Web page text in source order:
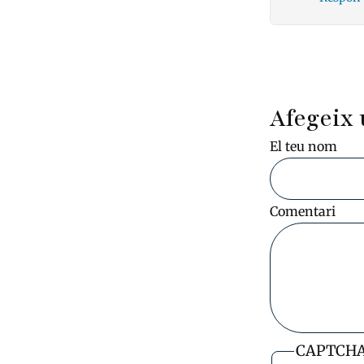
Afegeix
El teu nom
Comentari